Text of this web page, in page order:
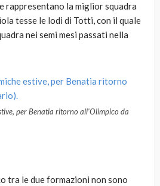
rappresentano la miglior squadra
tesse le lodi di Totti, con il quale
nei semi mesi passati nella
per Benatia ritorno all’Olimpico da
tra le due formazioni non sono